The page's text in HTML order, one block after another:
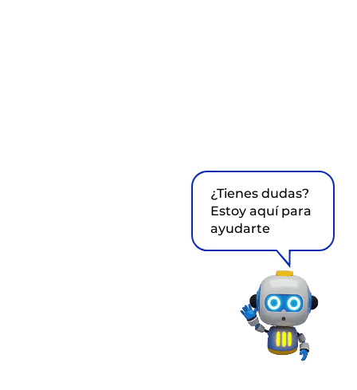
¿Tienes dudas?
Estoy aquí para
ayudarte